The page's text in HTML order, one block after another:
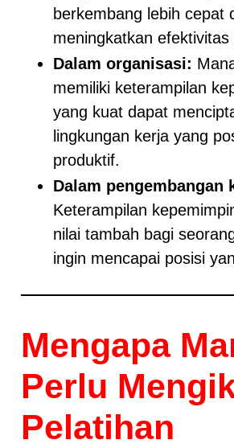
berkembang lebih cepat
meningkatkan efektivitas
Dalam organisasi:
memiliki keterampilan
yang kuat dapat
lingkungan kerja yang
produktif.
Dalam pengembangan
Keterampilan
nilai tambah bagi
ingin mencapai posisi
Mengapa
Perlu
Pelatihan